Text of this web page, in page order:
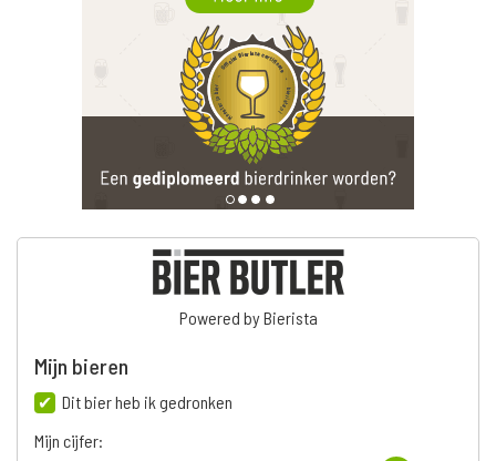
Powered by Bierista
Mijn bieren
Dit bier heb ik gedronken
Mijn cijfer: